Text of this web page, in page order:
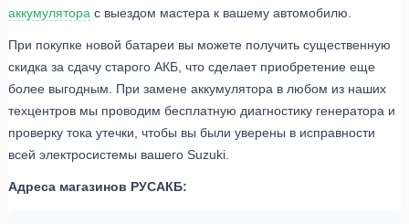
аккумулятора с выездом мастера к вашему автомобилю.
При покупке новой батареи вы можете получить существенную
скидка за сдачу старого АКБ, что сделает приобретение еще
более выгодным. При замене аккумулятора в любом из наших
техцентров мы проводим бесплатную диагностику генератора и
проверку тока утечки, чтобы вы были уверены в исправности
всей электросистемы вашего Suzuki.
Адреса магазинов РУСАКБ: